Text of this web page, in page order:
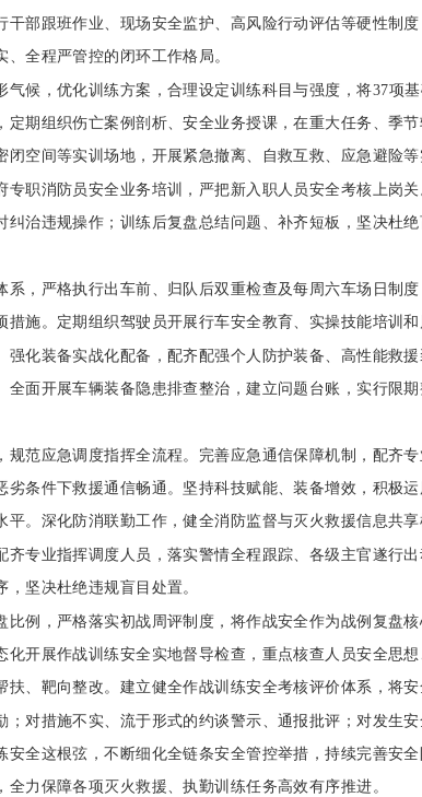
部跟班作业、现场安全监护、高风险行动评估等硬性制度
全程严管控的闭环工作格局。
候，优化训练方案，合理设定训练科目与强度，将37项基
期组织伤亡案例剖析、安全业务授课，在重大任务、季节
空间等实训场地，开展紧急撤离、自救互救、应急避险等
职消防员安全业务培训，严把新入职人员安全考核上岗关
治违规操作；训练后复盘总结问题、补齐短板，坚决杜绝
，严格执行出车前、归队后双重检查及每周六车场日制度
施。定期组织驾驶员开展行车安全教育、实操技能培训和
化装备实战化配备，配齐配强个人防护装备、高性能救援
面开展车辆装备隐患排查整治，建立问题台账，实行限期
范应急调度指挥全流程。完善应急通信保障机制，配齐专
条件下救援通信畅通。坚持科技赋能、装备增效，积极运
。深化防消联勤工作，健全消防监督与灭火救援信息共享
专业指挥调度人员，落实警情全程跟踪、各级主官遂行出
坚决杜绝违规盲目处置。
例，严格落实初战周评制度，将作战安全作为战例复盘核
开展作战训练安全实地督导检查，重点核查人员安全思想
、靶向整改。建立健全作战训练安全考核评价体系，将安
对措施不实、流于形式的约谈警示、通报批评；对发生安
全这根弦，不断细化全链条安全管控举措，持续完善安全
力保障各项灭火救援、执勤训练任务高效有序推进。